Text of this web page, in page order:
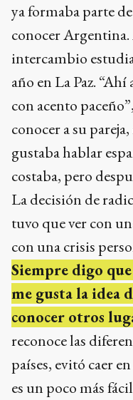
ya formaba parte
conocer Argentina.
intercambio
año en La Paz.
con acento
conocer a su
gustaba hablar
costaba, pero
La decisión de
tuvo que ver con
con una crisis
Siempre digo
me gusta la idea
conocer otros
reconoce las
países, evitó caer
es un poco más